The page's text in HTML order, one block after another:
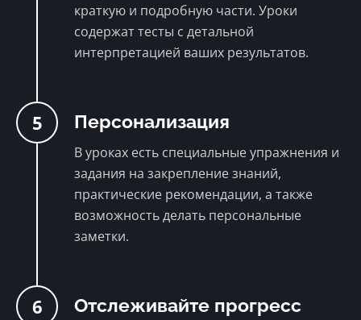
краткую и подробную части. Уроки
содержат тесты с детальной
интерпретацией ваших результатов.
5 Персонализация
В уроках есть специальные упражнения и
задания на закрепление знаний,
практические рекомендации, а также
возможность делать персональные
заметки.
6 Отслеживайте прогресс